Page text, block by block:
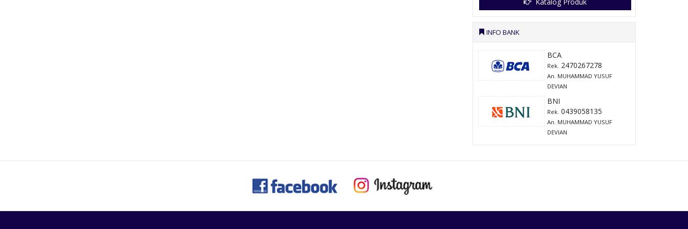
INFO BANK
BCA
Rek. 2470267278
An. MUHAMMAD YUSUF
DEVIAN
BNI
Rek. 0439058135
An. MUHAMMAD YUSUF
DEVIAN